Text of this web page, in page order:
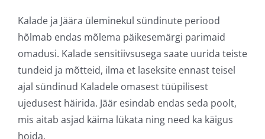
Kalade ja Jäära üleminekul sündinute periood
hõlmab endas mõlema päikesemärgi parimaid
omadusi. Kalade sensitiivsusega saate uurida teiste
tundeid ja mõtteid, ilma et laseksite ennast teisel
ajal sündinud Kaladele omasest tüüpilisest
ujedusest häirida. Jäär esindab endas seda poolt,
mis aitab asjad käima lükata ning need ka käigus
hoida.